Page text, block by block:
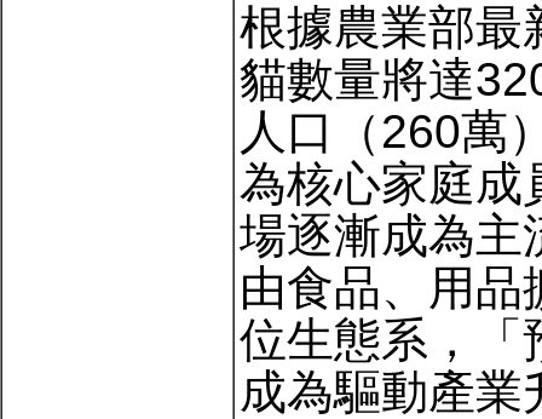
根據農業部最
貓數量將達
人口（260萬
為核心家庭成
場逐漸成為主
由食品、用品
位生態系，「
成為驅動產業